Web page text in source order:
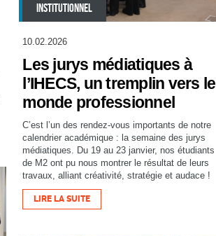
INSTITUTIONNEL
10.02.2026
Les jurys médiatiques à
l’IHECS, un tremplin vers le
monde professionnel
C’est l’un des rendez-vous importants de notre
calendrier académique : la semaine des jurys
médiatiques. Du 19 au 23 janvier, nos étudiants
de M2 ont pu nous montrer le résultat de leurs
travaux, alliant créativité, stratégie et audace !
LIRE LA SUITE